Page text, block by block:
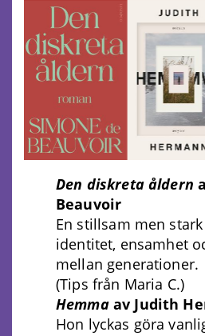
Den diskreta åldern
Beauvoir
En stillsam men
identitet, ensamhet
mellan generationer.
(Tips från Maria C.)
Hemmaav Judith
Hon lyckas göra